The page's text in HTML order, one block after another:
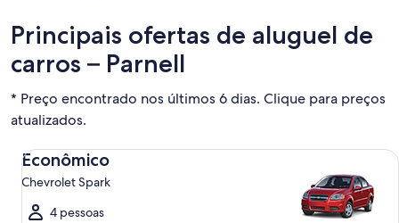
Principais ofertas de aluguel de
carros – Parnell
* Preço encontrado nos últimos 6 dias. Clique para preços
atualizados.
Econômico
Chevrolet Spark
4 pessoas
Econômico Chevrolet Spark